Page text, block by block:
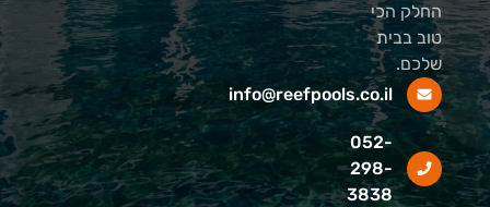
החלק הכי
טוב בבית
שלכם.
info@reefpools.co.il
052-
298-
3838